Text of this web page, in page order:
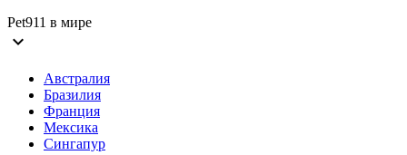
Pet911 в мире
expand_more
Австралия
Бразилия
Франция
Мексика
Сингапур